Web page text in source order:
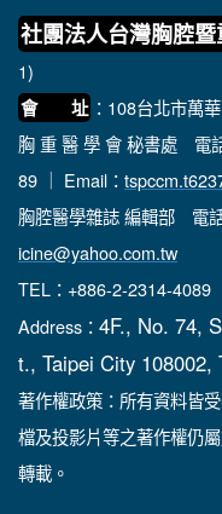
社團法人台灣胸腔
1)
會 址 ：108台北市萬
胸 重 醫 學 會 秘書處 電
89 ｜ Email：
胸腔醫學雜誌 編輯部 電
icine@yahoo.com.tw
TEL：+886-2-2314-4089
Address： 4F., No. 74,
t., Taipei City 108002,
著作權政策：所有資料皆
檔及投影片等之著作權仍
轉載。